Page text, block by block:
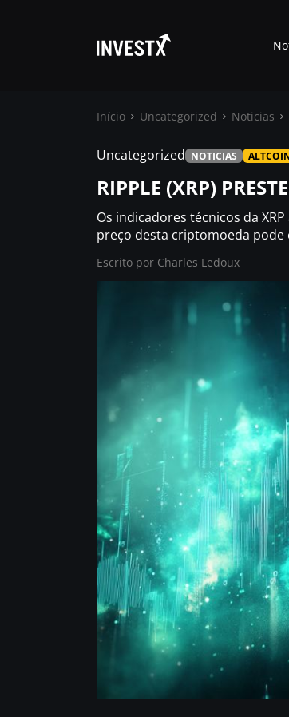
Notícias
Guias
Trading
Onde comprar ?
Casino
Início Uncategorized Noticias
Uncategorized NOTICIAS
RIPPLE (XRP)
Os indicadores técnicos da
preço desta criptomoeda pode
Escrito por Charles Ledoux